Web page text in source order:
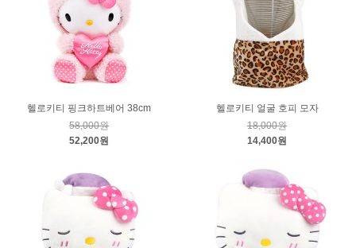
헬로키티 핑크하트베어 38cm
58,000원
52,200원
헬로키티 얼굴 호피 모자
18,000원
14,400원